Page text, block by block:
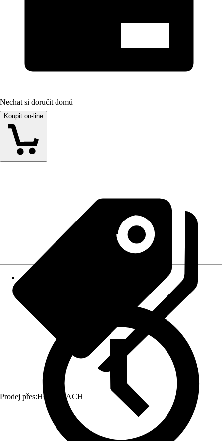
Nechat si doručit domů
Koupit on-line
Prodej přes:HORNBACH